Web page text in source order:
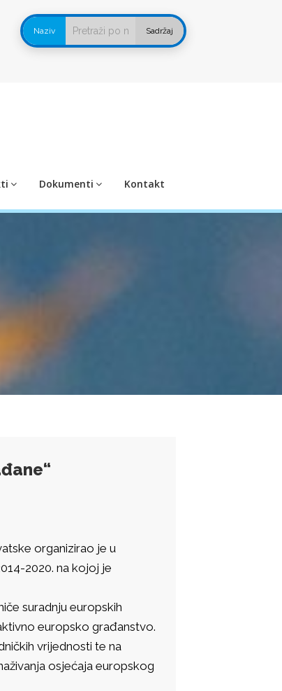
Naziv Sadržaj
Dokumenti Kontakt
organizirao je u
2020. na kojoj je
suradnju europskih
europsko građanstvo.
vrijednosti te na
osjećaja europskog